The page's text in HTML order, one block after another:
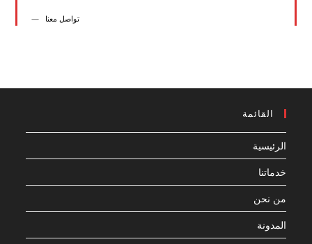
تواصل معنا
القائمة
الرئيسية
خدماتنا
من نحن
المدونة